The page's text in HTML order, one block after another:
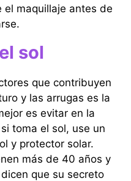
el maquillaje antes de
sol
que contribuyen
y las arrugas es la
es evitar en la
toma el sol, use un
y protector solar.
más de 40 años y
que su secreto